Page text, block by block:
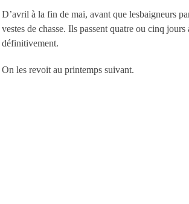
D’avril à la fin de mai, avant que lesbaigneurs
vestes de chasse. Ils passent quatre ou cinq
définitivement.
On les revoit au printemps suivant.